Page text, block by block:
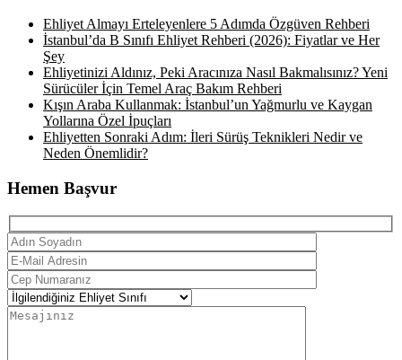
Ehliyet Almayı Erteleyenlere 5 Adımda Özgüven Rehberi
İstanbul’da B Sınıfı Ehliyet Rehberi (2026): Fiyatlar ve Her
Şey
Ehliyetinizi Aldınız, Peki Aracınıza Nasıl Bakmalısınız? Yeni
Sürücüler İçin Temel Araç Bakım Rehberi
Kışın Araba Kullanmak: İstanbul’un Yağmurlu ve Kaygan
Yollarına Özel İpuçları
Ehliyetten Sonraki Adım: İleri Sürüş Teknikleri Nedir ve
Neden Önemlidir?
Hemen Başvur